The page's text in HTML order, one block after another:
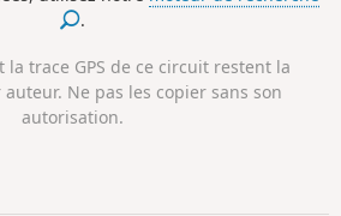
Strand, ce sont ses dunes de
de zone d'intérêt scientifique
l'estuaire voisin de la Bann. C'est ici
fleuve d'Irlande du Nord) termine
.
la trace GPS de ce circuit restent la
Ne pas les copier sans son
autorisation.